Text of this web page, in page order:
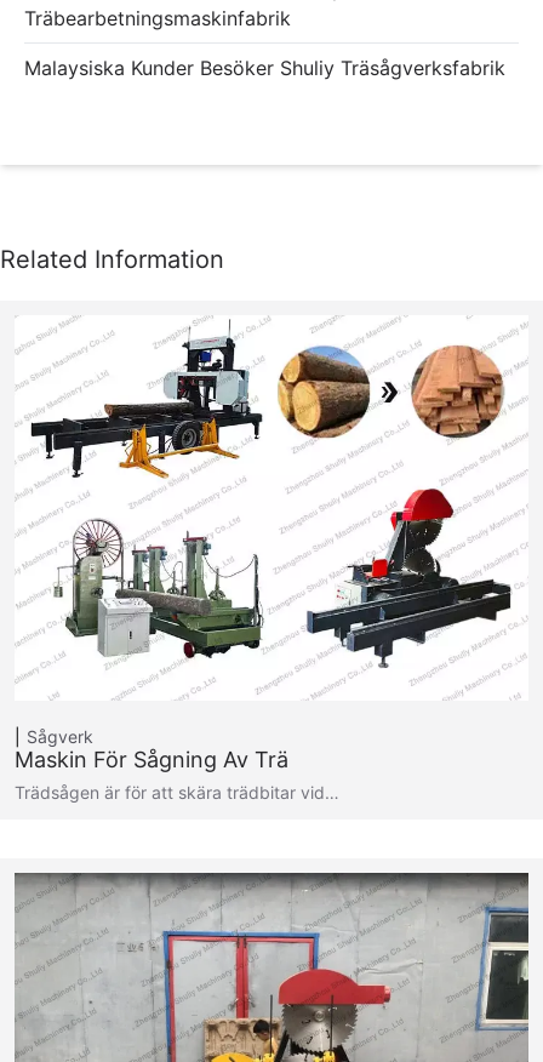
Träbearbetningsmaskinfabrik
Malaysiska Kunder Besöker Shuliy Träsågverksfabrik
Sågverk
Maskin För Sågning Av Trä
Trädsågen är för att skära trädbitar vid…